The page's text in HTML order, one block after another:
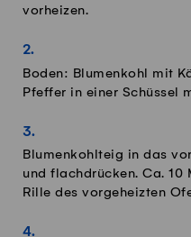
vorheizen.
Boden: Blumenkohl mit
Pfeffer in einer Schüssel
Blumenkohlteig in das
und flachdrücken. Ca. 10
Rille des vorgeheizten